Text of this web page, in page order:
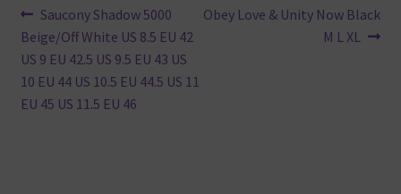
Beitragsnavigation
Vorheriger
Beitrag:
Saucony Shadow 5000
Beige/Off White US 8.5 EU 42
US 9 EU 42.5 US 9.5 EU 43 US
10 EU 44 US 10.5 EU 44.5 US 11
EU 45 US 11.5 EU 46
Nächster
Obey Love & Unity Now Black
M L XL